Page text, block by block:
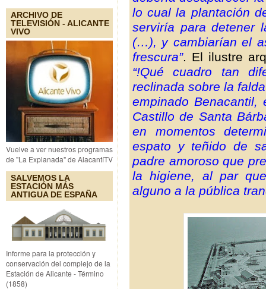
ARCHIVO DE
TELEVISIÓN - ALICANTE
VIVO
Vuelve a ver nuestros programas
de "La Explanada" de AlacantíTV
SALVEMOS LA
ESTACIÓN MÁS
ANTIGUA DE ESPAÑA
Informe para la protección y
conservación del complejo de la
Estación de Alicante - Término
(1858)
lo cual la plantación
serviría para detener
(…), y cambiarían el
frescura”. El ilustre
“!Qué cuadro tan
reclinada sobre la
empinado
Castillo de Santa
en momentos
espato y teñido de
padre amoroso que
la higiene, al par
alguno a la pública